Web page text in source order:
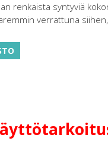
renkaista syntyviä
verrattuna